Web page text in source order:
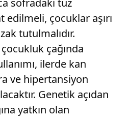
sofradaki tuz
çocuklar aşırı
tutulmalıdır.
çağında
ilerde kan
ve hipertansiyon
Genetik açıdan
yatkın olan